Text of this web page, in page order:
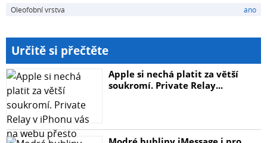
Oleofobní vrstva
ano
Určitě si přečtěte
Apple si nechá platit za větší
soukromí. Private Relay...